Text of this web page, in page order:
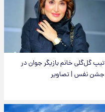
تیپ گل‌گلی خانم بازیگر جوان در
جشن نفس | تصاویر